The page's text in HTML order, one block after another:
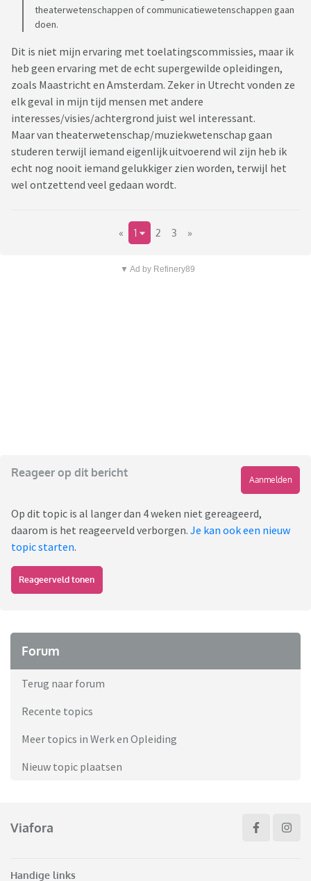
theaterwetenschappen of communicatiewetenschappen gaan
doen.
Dit is niet mijn ervaring met toelatingscommissies, maar ik
heb geen ervaring met de echt supergewilde opleidingen,
zoals Maastricht en Amsterdam. Zeker in Utrecht vonden ze
elk geval in mijn tijd mensen met andere
interesses/visies/achtergrond juist wel interessant.
Maar van theaterwetenschap/muziekwetenschap gaan
studeren terwijl iemand eigenlijk uitvoerend wil zijn heb ik
echt nog nooit iemand gelukkiger zien worden, terwijl het
wel ontzettend veel gedaan wordt.
« 1 2 3 »
▼ Ad by Refinery89
Reageer op dit bericht
Aanmelden
Op dit topic is al langer dan 4 weken niet gereageerd,
daarom is het reageerveld verborgen. Je kan ook een nieuw
topic starten.
Reageerveld tonen
Forum
Terug naar forum
Recente topics
Meer topics in Werk en Opleiding
Nieuw topic plaatsen
Viafora
Handige links